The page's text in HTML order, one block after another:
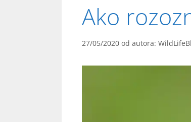
Ako
27/05/2020 od autora: